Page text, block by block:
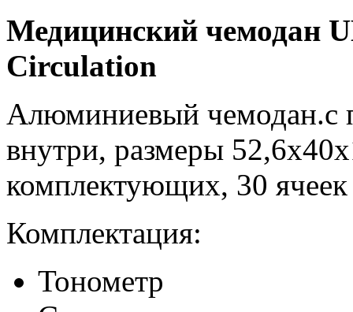
Медицинский чемодан
Circulation
Алюминиевый чемодан.c
внутри, размеры
комплектующих, 30
Комплектация:
Тонометр